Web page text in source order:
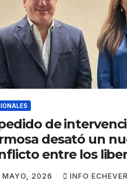
de
desató un
entre los
Villarruel
MAYO, 2026 INFO